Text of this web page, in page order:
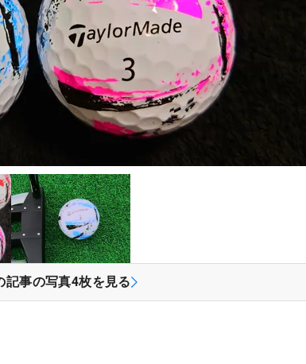
記事の写真4枚を見る